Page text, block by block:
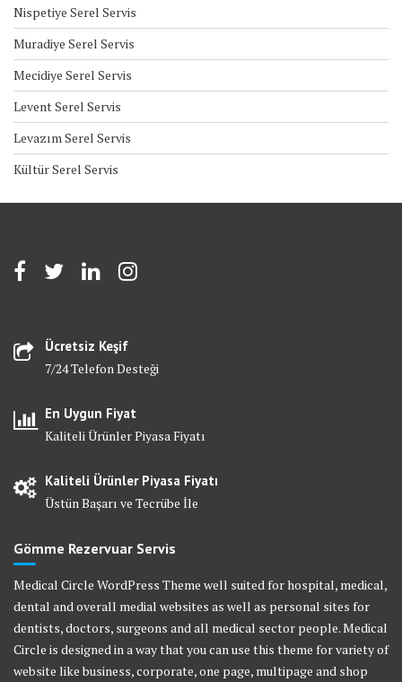
Nispetiye Serel Servis
Muradiye Serel Servis
Mecidiye Serel Servis
Levent Serel Servis
Levazım Serel Servis
Kültür Serel Servis
Ücretsiz Keşif
7/24 Telefon Desteği
En Uygun Fiyat
Kaliteli Ürünler Piyasa Fiyatı
Kaliteli Ürünler Piyasa Fiyatı
Üstün Başarı ve Tecrübe İle
Gömme Rezervuar Servis
Medical Circle WordPress Theme well suited for hospital, medical,
dental and overall medial websites as well as personal sites for
dentists, doctors, surgeons and all medical sector people. Medical
Circle is designed in a way that you can use this theme for variety of
website like business, corporate, one page, multipage and shop